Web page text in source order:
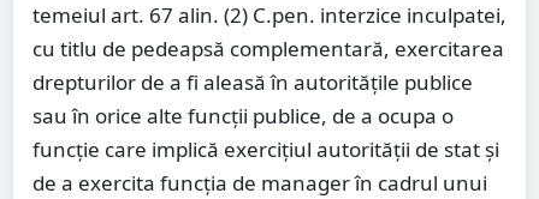
temeiul art. 67 alin. (2) C.pen. interzice inculpatei,
cu titlu de pedeapsă complementară, exercitarea
drepturilor de a fi aleasă în autoritățile publice
sau în orice alte funcții publice, de a ocupa o
funcție care implică exercițiul autorității de stat şi
de a exercita funcţia de manager în cadrul unui